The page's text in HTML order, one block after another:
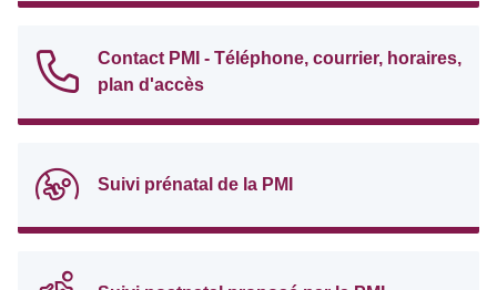
Contact PMI - Téléphone, courrier, horaires,
plan d'accès
Suivi prénatal de la PMI